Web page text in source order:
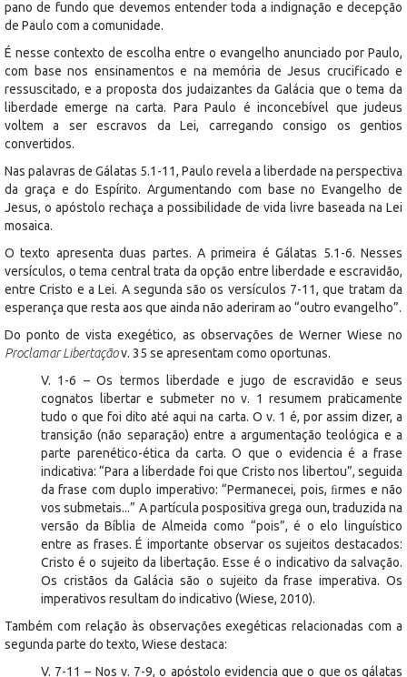
pano de fundo que devemos entender toda a indignação e decepção
de Paulo com a comunidade.
É nesse contexto de escolha entre o evangelho anunciado por Paulo,
com base nos ensinamentos e na memória de Jesus crucificado e
ressuscitado, e a proposta dos judaizantes da Galácia que o tema da
liberdade emerge na carta. Para Paulo é inconcebível que judeus
voltem a ser escravos da Lei, carregando consigo os gentios
convertidos.
Nas palavras de Gálatas 5.1-11, Paulo revela a liberdade na perspectiva
da graça e do Espírito. Argumentando com base no Evangelho de
Jesus, o apóstolo rechaça a possibilidade de vida livre baseada na Lei
mosaica.
O texto apresenta duas partes. A primeira é Gálatas 5.1-6. Nesses
versículos, o tema central trata da opção entre liberdade e escravidão,
entre Cristo e a Lei. A segunda são os versículos 7-11, que tratam da
esperança que resta aos que ainda não aderiram ao “outro evangelho”.
Do ponto de vista exegético, as observações de Werner Wiese no
Proclamar Libertaçãov. 35 se apresentam como oportunas.
V. 1-6 – Os termos liberdade e jugo de escravidão e seus
cognatos libertar e submeter no v. 1 resumem praticamente
tudo o que foi dito até aqui na carta. O v. 1 é, por assim dizer, a
transição (não separação) entre a argumentação teológica e a
parte parenético-ética da carta. O que o evidencia é a frase
indicativa: “Para a liberdade foi que Cristo nos libertou”, seguida
da frase com duplo imperativo: “Permanecei, pois, ﬁrmes e não
vos submetais...” A partícula pospositiva grega oun, traduzida na
versão da Bíblia de Almeida como “pois”, é o elo linguístico
entre as frases. É importante observar os sujeitos destacados:
Cristo é o sujeito da libertação. Esse é o indicativo da salvação.
Os cristãos da Galácia são o sujeito da frase imperativa. Os
imperativos resultam do indicativo (Wiese, 2010).
Também com relação às observações exegéticas relacionadas com a
segunda parte do texto, Wiese destaca:
V. 7-11 – Nos v. 7-9, o apóstolo evidencia que o que os gálatas